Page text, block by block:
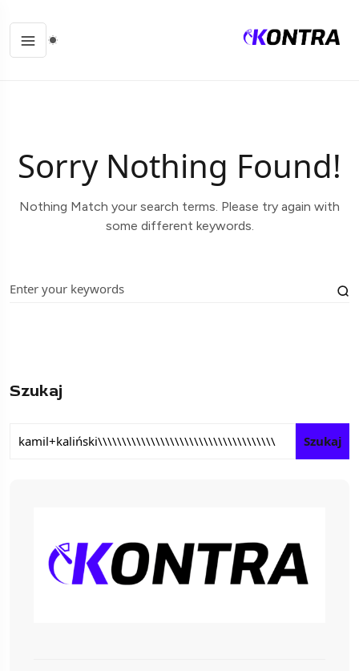
Sorry Nothing Found!
Nothing Match your search terms. Please try again with
some different keywords.
Szukaj
Szukaj